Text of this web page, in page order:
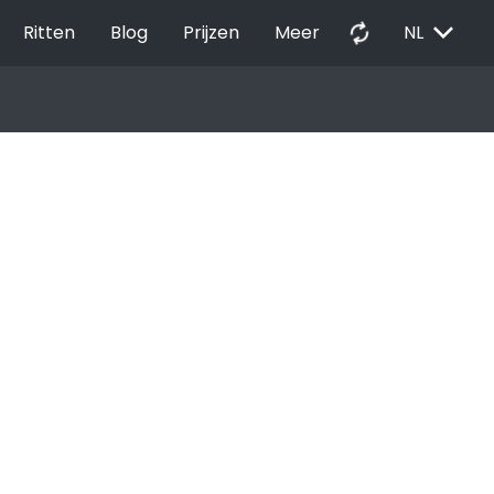
Ritten Blog Prijzen Meer autorenew NL EXPAND_MORE